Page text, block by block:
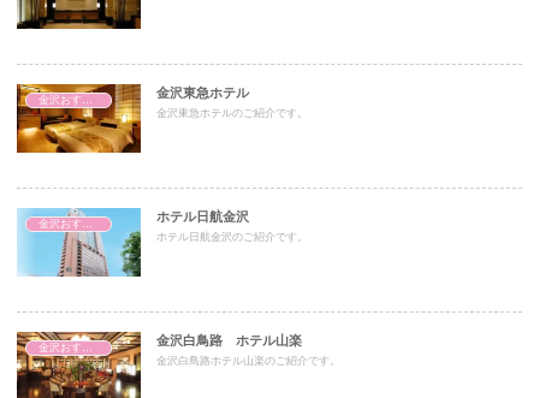
金沢東急ホテル
金沢東急ホテルのご紹介です。
ホテル日航金沢
ホテル日航金沢のご紹介です。
金沢白鳥路 ホテル山楽
金沢白鳥路ホテル山楽のご紹介です。